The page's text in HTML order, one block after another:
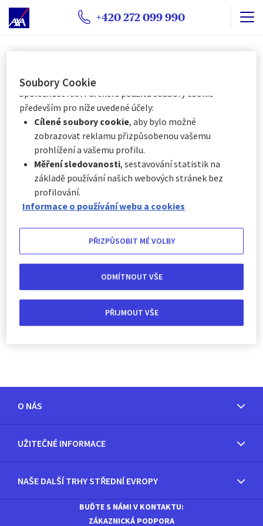
+420 272 099 990
Evropa má léto za sebou, a tak cesty za sluncem vedou
během podzimu a zimy hlavně do exotických zemí.
15. října 2012
AXA ASSISTANCE proto nyní nabízí výhodné online cestovní
pojištění EXCELENT vhodné do exotických zemí rozšířené o
rizika zpoždění letu, zpoždění zavazadel, pojištění
předčasného návratu či pojištění jiných rizik, která v dalekých
zemí naše turisty potkávají. Sjednat lze jednoduše
SJEDNAT SE SLEVOU 20 %
O NÁS
UŽITEČNÉ INFORMACE
NAŠE DALŠÍ TRHY STŘEDNÍ EVROPY
BUĎTE S NÁMI V KONTAKTU:
ZÁKAZNICKÁ PODPORA
Soubory Cookie
jejich kategorii, a to:
Okamžitě kliknutím na tlačítko „Přizpůsobit mé
stránek.
Společnost AXA Partners používá soubory cookie
především pro níže uvedené účely:
Cílené soubory cookie, aby bylo možné
zobrazovat reklamu přizpůsobenou vašemu
prohlížení a vašemu profilu.
Měření sledovanosti, sestavování statistik na
základě používání našich webových stránek bez
profilování.
Informace o používání webu a cookies
PŘIZPŮSOBIT MÉ VOLBY
ODMÍTNOUT VŠE
PŘIJMOUT VŠE